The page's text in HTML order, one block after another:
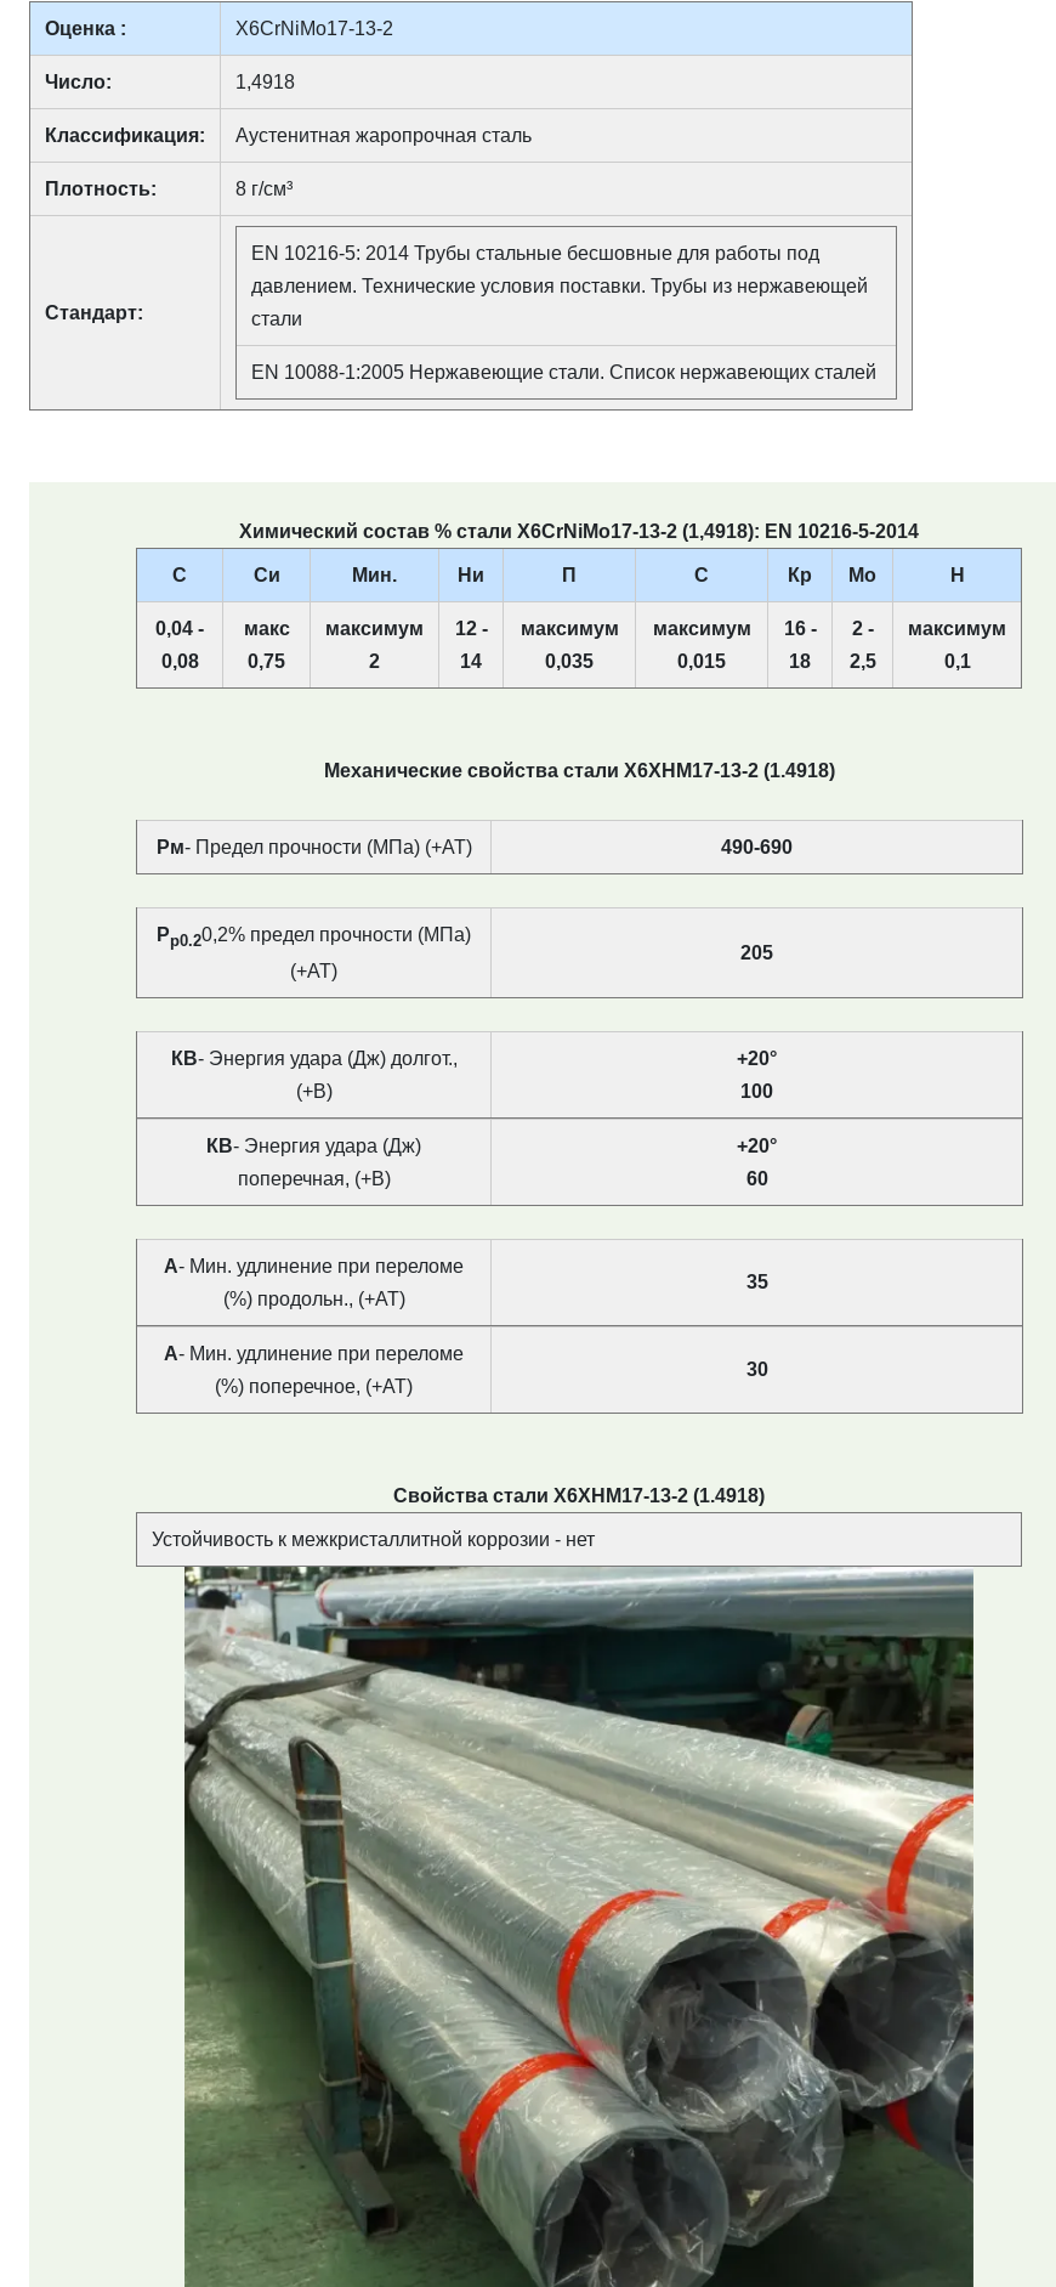
Оценка : X6CrNiMo17-13-2
Число: 1,4918
Классификация: Аустенитная жаропрочная сталь
Плотность: 8 г/см³
Стандарт:
EN 10216-5: 2014 Трубы стальные бесшовные для работы под
давлением. Технические условия поставки. Трубы из нержавеющей
стали
EN 10088-1:2005 Нержавеющие стали. Список нержавеющих сталей
Химический состав % стали X6CrNiMo17-13-2 (1,4918): EN 10216-5-2014
С Си Мин. Ни П С Кр Мо Н
0,04 -
0,08
макс
0,75
максимум
2
12 -
14
максимум
0,035
максимум
0,015
16 -
18
2 -
2,5
максимум
0,1
Механические свойства стали Х6ХНМ17-13-2 (1.4918)
Рм- Предел прочности (МПа) (+АТ) 490-690
Рр0.20,2% предел прочности (МПа)
(+AT)
205
КВ- Энергия удара (Дж) долгот.,
(+В)
+20°
100
КВ- Энергия удара (Дж)
поперечная, (+В)
+20°
60
А- Мин. удлинение при переломе
(%) продольн., (+AT)
35
А- Мин. удлинение при переломе
(%) поперечное, (+AT)
30
Свойства стали Х6ХНМ17-13-2 (1.4918)
Устойчивость к межкристаллитной коррозии - нет